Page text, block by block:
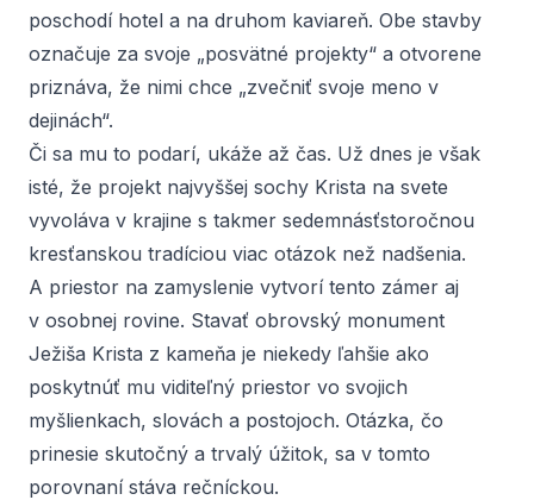
poschodí hotel a na druhom kaviareň. Obe stavby
označuje za svoje „posvätné projekty“ a otvorene
priznáva, že nimi chce „zvečniť svoje meno v
dejinách“.
Či sa mu to podarí, ukáže až čas. Už dnes je však
isté, že projekt najvyššej sochy Krista na svete
vyvoláva v krajine s takmer sedemnásťstoročnou
kresťanskou tradíciou viac otázok než nadšenia.
A priestor na zamyslenie vytvorí tento zámer aj
v osobnej rovine. Stavať obrovský monument
Ježiša Krista z kameňa je niekedy ľahšie ako
poskytnúť mu viditeľný priestor vo svojich
myšlienkach, slovách a postojoch. Otázka, čo
prinesie skutočný a trvalý úžitok, sa v tomto
porovnaní stáva rečníckou.